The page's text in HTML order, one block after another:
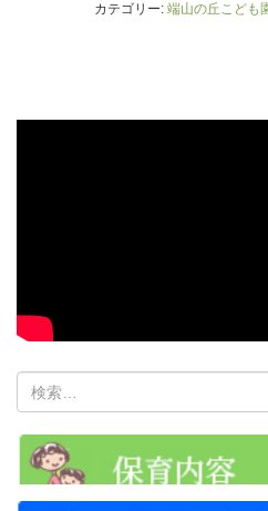
カテゴリー: 端山の丘こども
索: